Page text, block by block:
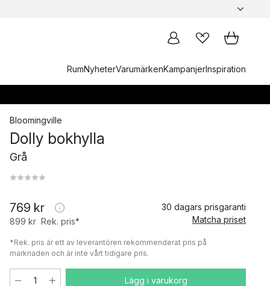
RumNyheterVarumärkenKampanjerInspiration
Bloomingville
Dolly bokhylla
Grå
769 kr
899 kr Rek. pris*
30 dagars prisgaranti
Matcha priset
*Rek. pris är ett av leverantören rekommenderat pris på
marknaden och är inte vårt tidigare pris.
Lägg i varukorg